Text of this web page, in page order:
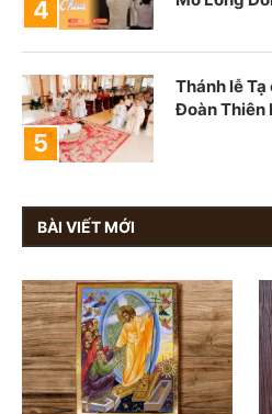
Thánh lễ Tạ
Đoàn Thiên
BÀI VIẾT MỚI